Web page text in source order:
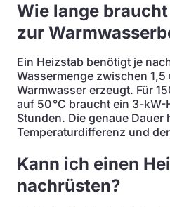
Wie lange
zur
Ein Heizstab benötigt je
Wassermenge zwischen
Warmwasser erzeugt. Für
auf 50 °C braucht ein 3-
Stunden. Die genaue
Temperaturdifferenz und
Kann ich einen
nachrüsten?